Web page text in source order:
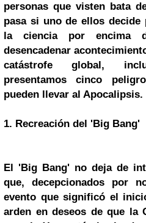
personas que visten bata
pasa si uno de ellos
la ciencia por encima
desencadenar
catástrofe global,
presentamos cinco
pueden llevar al Apocalipsis.
1. Recreación del 'Big Bang'
El 'Big Bang' no deja de
que, decepcionados por
evento que significó el
arden en deseos de que la